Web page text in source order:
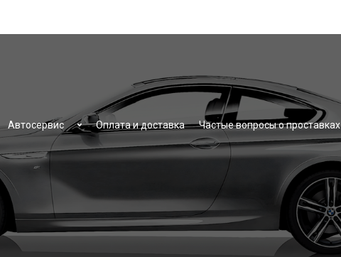
Автосервис Оплата и доставка Частые вопросы о проставках